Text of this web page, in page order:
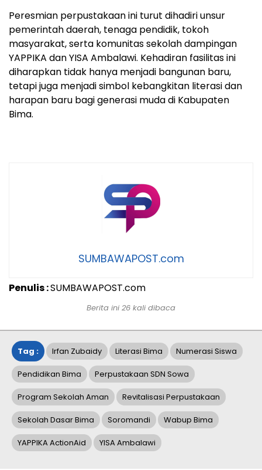
Peresmian perpustakaan ini turut dihadiri unsur
pemerintah daerah, tenaga pendidik, tokoh
masyarakat, serta komunitas sekolah dampingan
YAPPIKA dan YISA Ambalawi. Kehadiran fasilitas ini
diharapkan tidak hanya menjadi bangunan baru,
tetapi juga menjadi simbol kebangkitan literasi dan
harapan baru bagi generasi muda di Kabupaten
Bima.
SUMBAWAPOST.com
Penulis :SUMBAWAPOST.com
Berita ini 26 kali dibaca
Tag : Irfan Zubaidy Literasi Bima Numerasi Siswa
Pendidikan Bima Perpustakaan SDN Sowa
Program Sekolah Aman Revitalisasi Perpustakaan
Sekolah Dasar Bima Soromandi Wabup Bima
YAPPIKA ActionAid YISA Ambalawi